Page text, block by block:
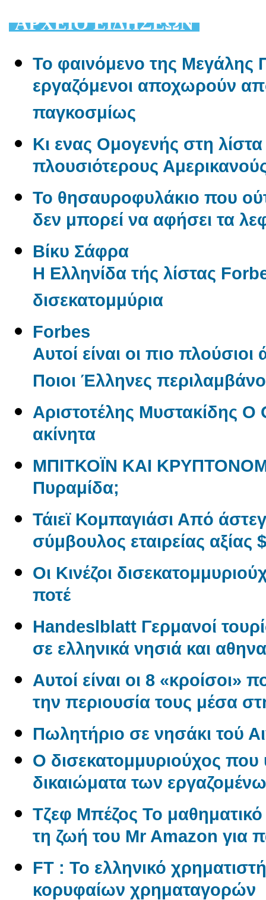
AΡΧΕΙΟ ΕΙΔΗΣΕΩΝ
Το φαινόμενο της Μεγάλης
εργαζόμενοι αποχωρούν
παγκοσμίως
Κι ενας Ομογενής στη
πλουσιότερους
Το θησαυροφυλάκιο που
δεν μπορεί να αφήσει τα
Βίκυ Σάφρα
Η Ελληνίδα τής λίστας
δισεκατομμύρια
Forbes
Αυτοί είναι οι πιο
Ποιοι Έλληνες
Αριστοτέλης Μυστακίδης
ακίνητα
ΜΠΙΤΚΟΪΝ ΚΑΙ
Πυραμίδα;
Τάιεϊ Κομπαγιάσι Από
σύμβουλος εταιρείας αξίας
Οι Κινέζοι
ποτέ
Handeslblatt Γερμανοί
σε ελληνικά νησιά και
Αυτοί είναι οι 8 «κροίσοι»
την περιουσία τους μέσα
Πωλητήριο σε νησάκι τού
O δισεκατομμυριούχος που
δικαιώματα των
Tζεφ Μπέζος Το
τη ζωή του Mr Amazon για
FT : Το ελληνικό
κορυφαίων χρηματαγορών